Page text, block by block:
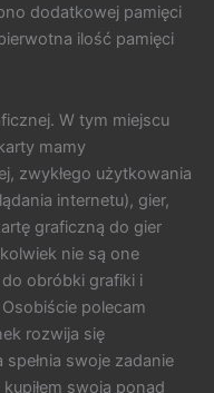
dodatkowej pamięci
ilość pamięci
W tym miejscu
mamy
zwykłego użytkowania
internetu), gier,
graficzną do gier
nie są one
obróbki grafiki i
polecam
rozwija się
swoje zadanie
swoją ponad